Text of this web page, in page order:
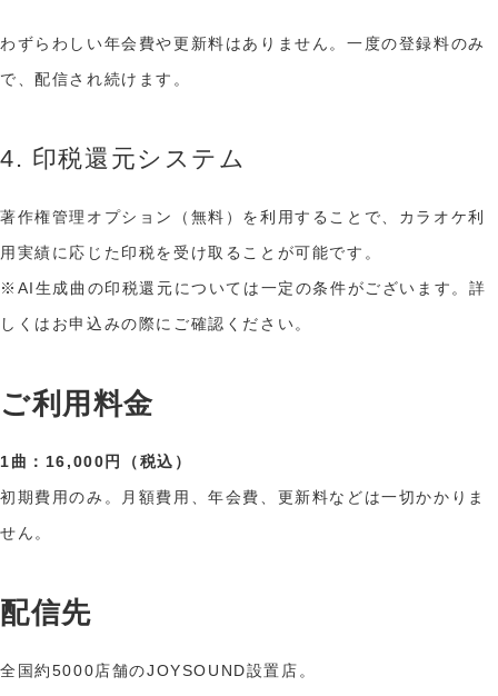
わずらわしい年会費や更新料はありません。一度の登録料のみ
で、配信され続けます。
4. 印税還元システム
著作権管理オプション（無料）を利用することで、カラオケ利
用実績に応じた印税を受け取ることが可能です。
※AI生成曲の印税還元については一定の条件がございます。詳
しくはお申込みの際にご確認ください。
ご利用料金
1曲：16,000円（税込）
初期費用のみ。月額費用、年会費、更新料などは一切かかりま
せん。
配信先
全国約5000店舗のJOYSOUND設置店。